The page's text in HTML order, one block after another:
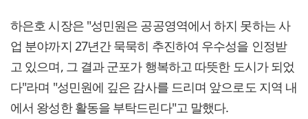
하은호 시장은 "성민원은 공공영역에서 하지 못하는 사
업 분야까지 27년간 묵묵히 추진하여 우수성을 인정받
고 있으며, 그 결과 군포가 행복하고 따뜻한 도시가 되었
다"라며 "성민원에 깊은 감사를 드리며 앞으로도 지역 내
에서 왕성한 활동을 부탁드린다"고 말했다.